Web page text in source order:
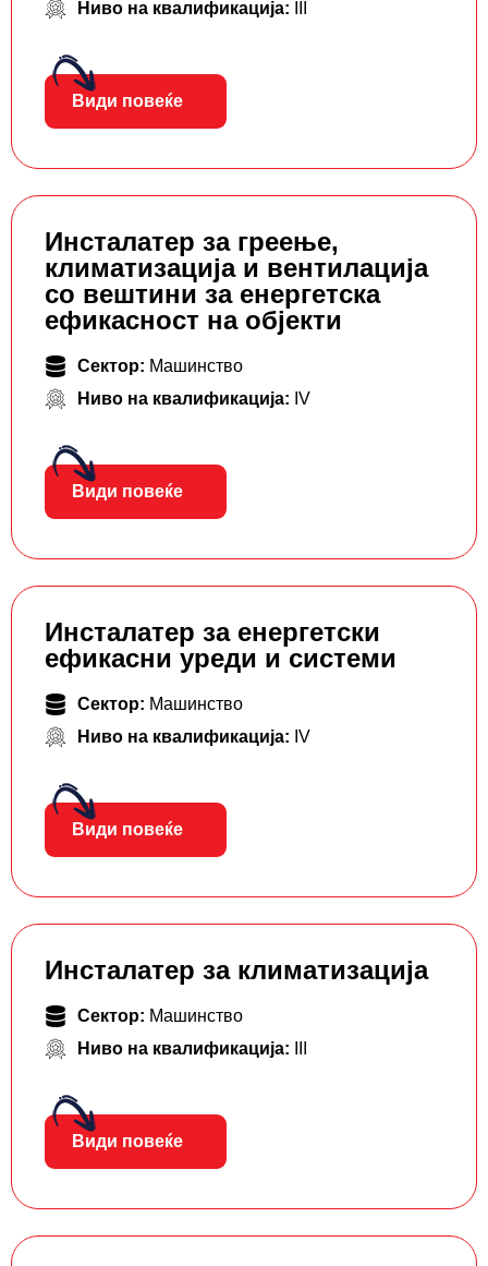
Ниво на квалификација:
Види повеќе
Инсталатер за греење,
климатизација и вентилација
со вештини за енергетска
ефикасност на објекти
Сектор: Машинство
Ниво на квалификација: IV
Види повеќе
Инсталатер за енергетски
ефикасни уреди и системи
Сектор: Машинство
Ниво на квалификација: IV
Види повеќе
Инсталатер за климатизација
Сектор: Машинство
Ниво на квалификација:
Види повеќе